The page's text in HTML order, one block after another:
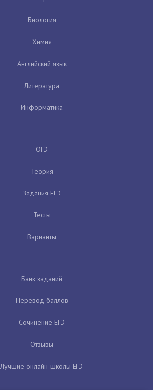
Биология
Химия
Английский язык
Литература
Информатика
ОГЭ
Теория
Задания ЕГЭ
Тесты
Варианты
Банк заданий
Перевод баллов
Сочинение ЕГЭ
Отзывы
Лучшие онлайн-школы ЕГЭ